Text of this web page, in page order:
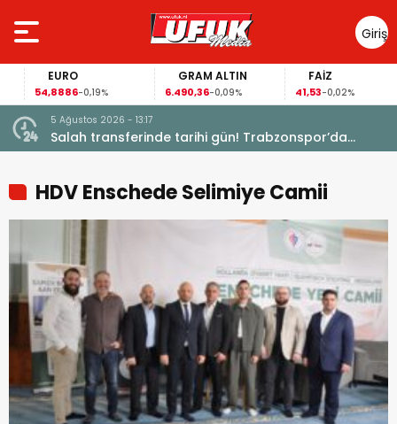
Giriş
Yap
EURO
54,8886-0,19%
GRAM ALTIN
6.490,36-0,09%
FAİZ
41,53-0,02%
5 Ağustos 2026 - 13:17
Salah transferinde tarihi gün! Trabzonspor’da
büyük heyecan
HDV Enschede Selimiye Camii